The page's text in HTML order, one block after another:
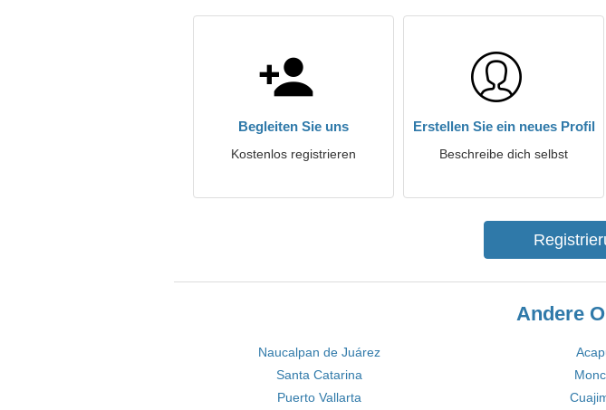
Begleiten Sie uns
Kostenlos registrieren
Erstellen Sie ein neues Profil
Beschreibe dich selbst
Andere
Naucalpan de Juárez
Santa Catarina
Puerto Vallarta